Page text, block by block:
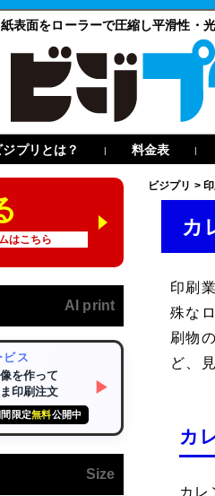
表面をローラーで圧縮し平滑性・
ジプリとは？ | 料金表 |
ビジプリ >
カ
印刷
殊な
刷物
ど、
カ
カ
はこちら
AI print
ビス
を作って
印刷注文
限定無料公開中
▶
Size